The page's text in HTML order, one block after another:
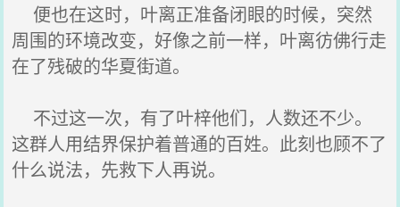
便也在这时，叶离正准备闭眼的时候，突然
周围的环境改变，好像之前一样，叶离彷佛行走
在了残破的华夏街道。
不过这一次，有了叶梓他们，人数还不少。
这群人用结界保护着普通的百姓。此刻也顾不了
什么说法，先救下人再说。